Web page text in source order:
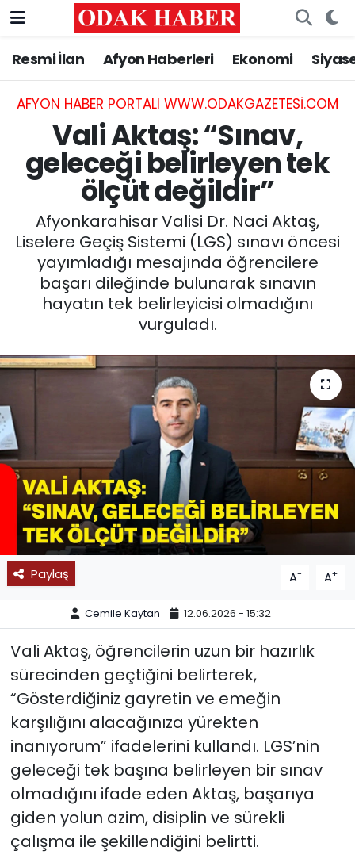
Resmi İlan Afyon Haberleri Ekonomi
AFYON HABER PORTALI WWW.ODAKGAZETESI.COM
Vali Aktaş: “Sınav,
geleceği belirleyen tek
ölçüt değildir”
Afyonkarahisar Valisi Dr. Naci Aktaş,
Liselere Geçiş Sistemi (LGS) sınavı öncesi
yayımladığı mesajında öğrencilere
başarı dileğinde bulunarak sınavın
hayatın tek belirleyicisi olmadığını
vurguladı.
Paylaş A- A+
Cemile Kaytan 12.06.2026 - 15:32
Vali Aktaş, öğrencilerin uzun bir hazırlık
sürecinden geçtiğini belirterek,
“Gösterdiğiniz gayretin ve emeğin
karşılığını alacağınıza yürekten
inanıyorum” ifadelerini kullandı. LGS’nin
geleceği tek başına belirleyen bir sınav
olmadığını ifade eden Aktaş, başarıya
giden yolun azim, disiplin ve sürekli
çalışma ile şekillendiğini belirtti.
AFYONKARAHİSAR HABERLERİ
Resmi İlan
ASAYİŞ
GÜNCEL
SİYASET
EĞİTİM
MAGAZİN
11:11 MANŞET
Nöbetçi Eczaneler
Hava Durumu
Trafik Durumu
Süper Lig Puan Durumu ve Fikstür
Tüm Manşetler
Son Dakika Haberleri
Haber Arşivi